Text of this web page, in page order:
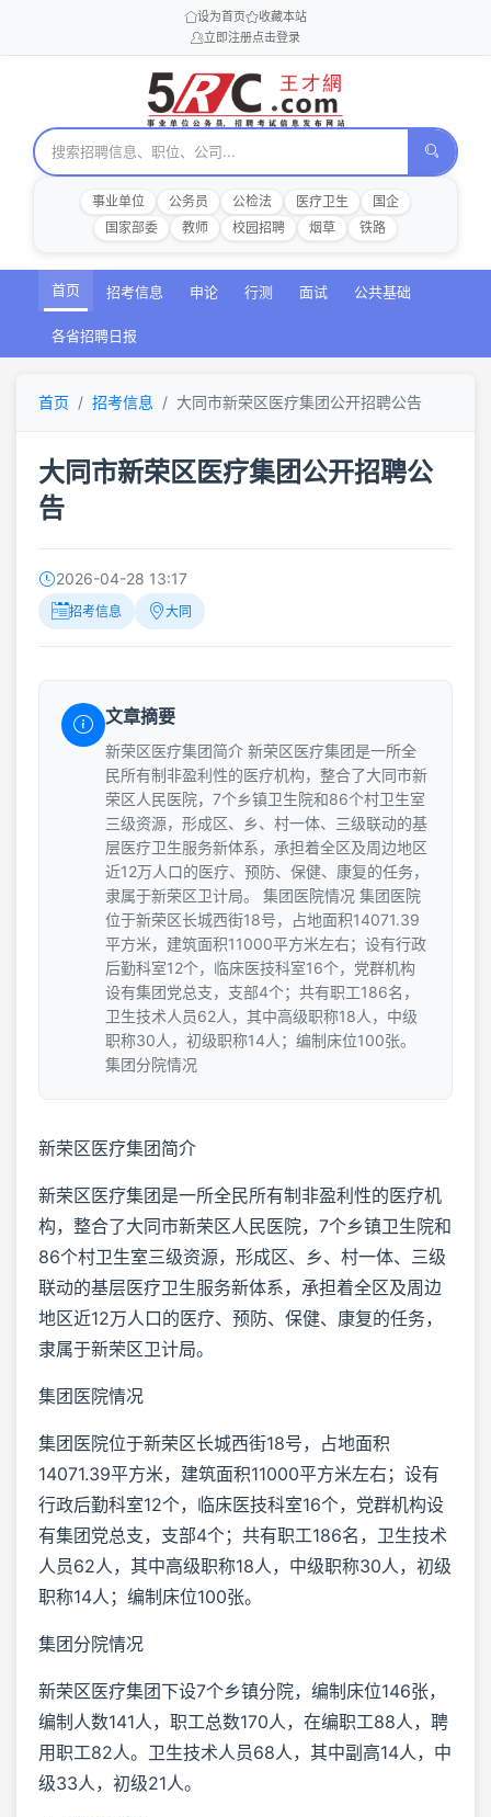
设为首页
收藏本站
立即注册点击登录
事业单位 公务员 公检法 医疗卫生
国企
国家部委
教师 校园招聘 烟草 铁路
首页 招考信息 申论 行测 面试 公共基础
各省招聘日报
首页 招考信息 大同市新荣区医疗集团公开招聘公告
大同市新荣区医疗集团公开招聘公
告
2026-04-28 13:17
招考信息 大同
文章摘要
新荣区医疗集团简介 新荣区医疗集团是一所全
民所有制非盈利性的医疗机构，整合了大同市新
荣区人民医院，7个乡镇卫生院和86个村卫生室
三级资源，形成区、乡、村一体、三级联动的基
层医疗卫生服务新体系，承担着全区及周边地区
近12万人口的医疗、预防、保健、康复的任务，
隶属于新荣区卫计局。 集团医院情况 集团医院
位于新荣区长城西街18号，占地面积14071.39
平方米，建筑面积11000平方米左右；设有行政
后勤科室12个，临床医技科室16个，党群机构
设有集团党总支，支部4个；共有职工186名，
卫生技术人员62人，其中高级职称18人，中级
职称30人，初级职称14人；编制床位100张。
集团分院情况
新荣区医疗集团简介
新荣区医疗集团是一所全民所有制非盈利性的医疗机
构，整合了大同市新荣区人民医院，7个乡镇卫生院和
86个村卫生室三级资源，形成区、乡、村一体、三级
联动的基层医疗卫生服务新体系，承担着全区及周边
地区近12万人口的医疗、预防、保健、康复的任务，
隶属于新荣区卫计局。
集团医院情况
集团医院位于新荣区长城西街18号，占地面积
14071.39平方米，建筑面积11000平方米左右；设有
行政后勤科室12个，临床医技科室16个，党群机构设
有集团党总支，支部4个；共有职工186名，卫生技术
人员62人，其中高级职称18人，中级职称30人，初级
职称14人；编制床位100张。
集团分院情况
新荣区医疗集团下设7个乡镇分院，编制床位146张，
编制人数141人，职工总数170人，在编职工88人，聘
用职工82人。卫生技术人员68人，其中副高14人，中
级33人，初级21人。